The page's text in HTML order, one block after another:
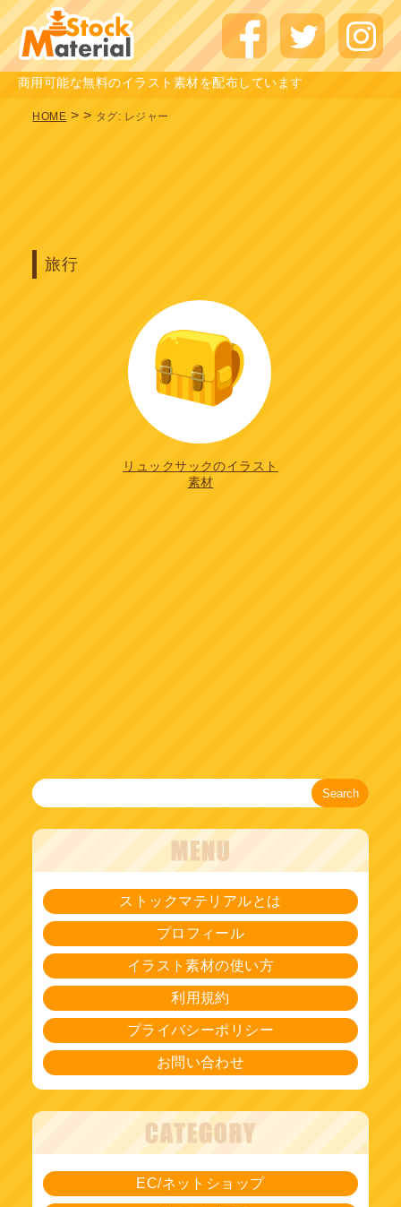
商用可能な無料のイラスト素材を配布しています
HOME > > タグ: レジャー
旅行
リュックサックのイラスト
素材
Search
ストックマテリアルとは
プロフィール
イラスト素材の使い方
利用規約
プライバシーポリシー
お問い合わせ
EC/ネットショップ